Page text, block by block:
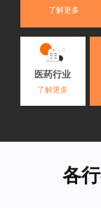
了解更多
医药行业
了解更多
各